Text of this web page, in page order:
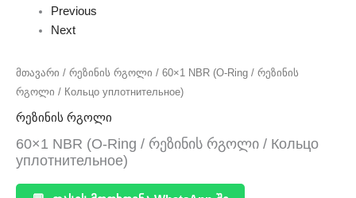
Previous
Next
მთავარი / რეზინის რგოლი / 60×1 NBR (O-Ring / რეზინის
რგოლი / Кольцо уплотнительное)
რეზინის რგოლი
60×1 NBR (O-Ring / რეზინის რგოლი / Кольцо
уплотнительное)